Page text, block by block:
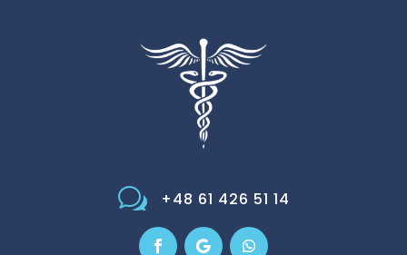
w +48 61 426 51 14